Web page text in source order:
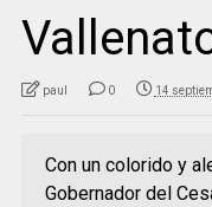
paul 0 14
Con un colorido y
Gobernador del